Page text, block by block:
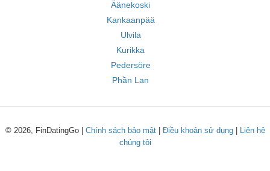
Äänekoski
Kankaanpää
Ulvila
Kurikka
Pedersöre
Phần Lan
© 2026, FinDatingGo | Chính sách bảo mật| Điều khoản sử dụng|
Liên hệ
chúng tôi